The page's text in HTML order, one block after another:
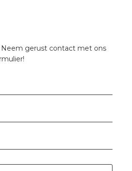
Neem gerust contact met ons